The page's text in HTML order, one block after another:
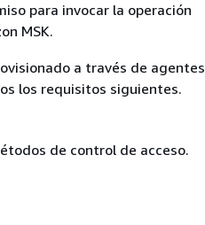
para invocar la operación
MSK.
a través de agentes
los requisitos siguientes.
de control de acceso.